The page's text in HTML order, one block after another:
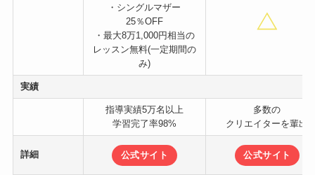
・シングルマザー
25％OFF
・最大8万1,000円相当の
レッスン無料(一定期間の
み)
実績
指導実績5万名以上
学習完了率98%
多数の
クリエイターを輩出
詳細 公式サイト 公式サイト